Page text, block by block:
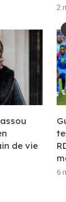
2
de vie
6